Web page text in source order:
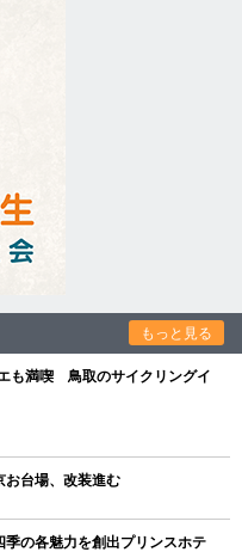
もっと見る
も満喫 鳥取のサイクリングイ
台場、改装進む
の各魅力を創出プリンスホテ